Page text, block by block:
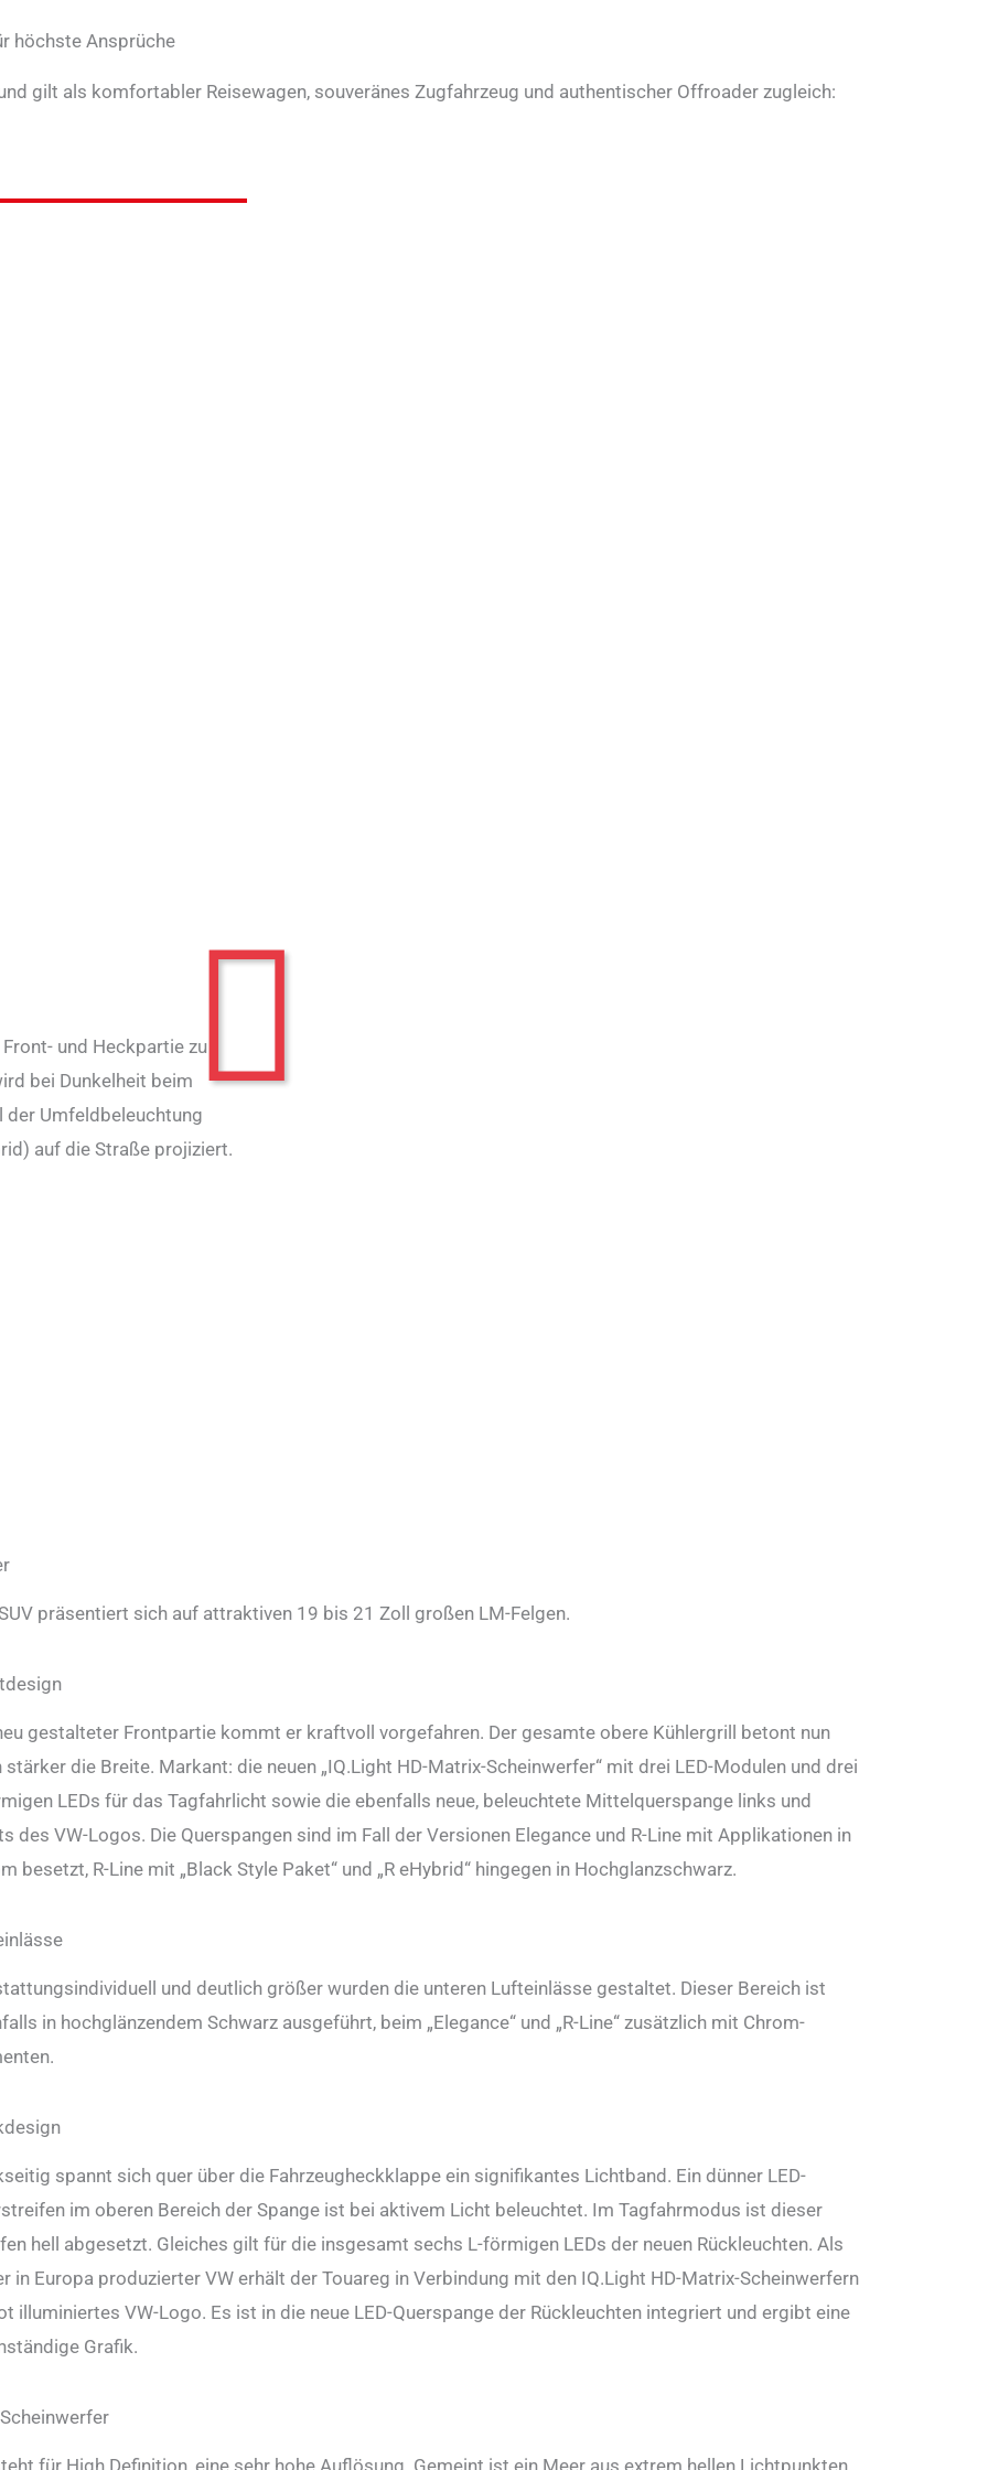
höchste Ansprüche
gilt als komfortabler Reisewagen, souveränes Zugfahrzeug und authentischer Offroader zugleich:
und Heckpartie zu
bei Dunkelheit beim
der Umfeldbeleuchtung
auf die Straße projiziert.
präsentiert sich auf attraktiven 19 bis 21 Zoll großen LM-Felgen.
gestalteter Frontpartie kommt er kraftvoll vorgefahren. Der gesamte obere Kühlergrill betont nun
stärker die Breite. Markant: die neuen „IQ.Light HD-Matrix-Scheinwerfer“ mit drei LED-Modulen und drei
LEDs für das Tagfahrlicht sowie die ebenfalls neue, beleuchtete Mittelquerspange links und
des VW-Logos. Die Querspangen sind im Fall der Versionen Elegance und R-Line mit Applikationen in
besetzt, R-Line mit „Black Style Paket“ und „R eHybrid“ hingegen in Hochglanzschwarz.
und deutlich größer wurden die unteren Lufteinlässe gestaltet. Dieser Bereich ist
in hochglänzendem Schwarz ausgeführt, beim „Elegance“ und „R-Line“ zusätzlich mit Chrom-
spannt sich quer über die Fahrzeugheckklappe ein signifikantes Lichtband. Ein dünner LED-
im oberen Bereich der Spange ist bei aktivem Licht beleuchtet. Im Tagfahrmodus ist dieser
hell abgesetzt. Gleiches gilt für die insgesamt sechs L-förmigen LEDs der neuen Rückleuchten. Als
in Europa produzierter VW erhält der Touareg in Verbindung mit den IQ.Light HD-Matrix-Scheinwerfern
illuminiertes VW-Logo. Es ist in die neue LED-Querspange der Rückleuchten integriert und ergibt eine
Grafik.
für High Definition, eine sehr hohe Auflösung. Gemeint ist ein Meer aus extrem hellen Lichtpunkten